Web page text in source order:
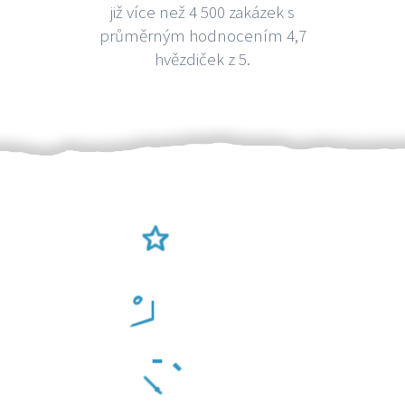
již více než 4 500 zakázek s
průměrným hodnocením 4,7
hvězdiček z 5.